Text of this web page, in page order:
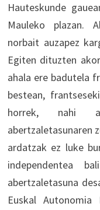
Hauteskunde
Mauleko plazan.
norbait auzapez
Egiten dituzten
ahala ere badutela
bestean,
horrek, nahi
abertzaletasunaren
ardatzak ez luke
independentea
abertzaletasuna
Euskal Autonomia